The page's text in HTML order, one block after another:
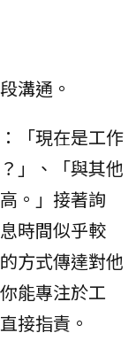
溝通。
「現在是工作
」、「與其他
。」接著詢
時間似乎較
方式傳達對他
能專注於工
接指責。